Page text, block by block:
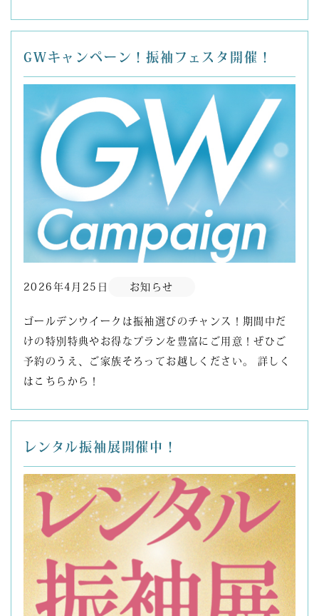
GWキャンペーン！振袖フェスタ開催！
2026年4月25日 お知らせ
ゴールデンウイークは振袖選びのチャンス！期間中だ
けの特別特典やお得なプランを豊富にご用意！ぜひご
予約のうえ、ご家族そろってお越しください。 詳しく
はこちらから！
レンタル振袖展開催中！